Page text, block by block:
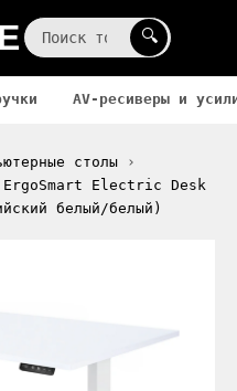
🔍
AV-ресиверы и
столы
ErgoSmart Electric Desk
белый/белый)